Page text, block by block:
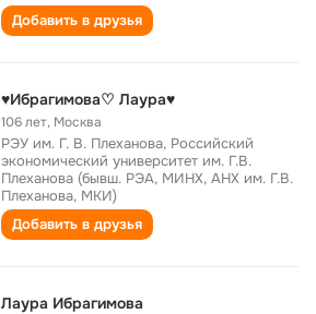
Добавить в друзья
♥Ибрагимова♡ Лаура♥
106 лет, Москва
РЭУ им. Г. В. Плеханова, Российский
экономический университет им. Г.В.
Плеханова (бывш. РЭА, МИНХ, АНХ им. Г.В.
Плеханова, МКИ)
Добавить в друзья
Лаура Ибрагимова